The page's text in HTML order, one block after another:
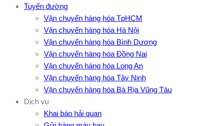
Tuyến đường
Vận chuyển hàng hóa TpHCM
Vận chuyển hàng hóa Hà Nội
Vận chuyển hàng hóa Bình Dương
Vận chuyển hàng hóa Đồng Nai
Vận chuyển hàng hóa Long An
Vận chuyển hàng hóa Tây Ninh
Vận chuyển hàng hóa Bà Rịa Vũng Tàu
Dịch vụ
Khai báo hải quan